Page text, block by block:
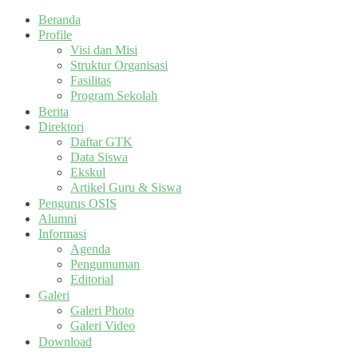
Beranda
Profile
Visi dan Misi
Struktur Organisasi
Fasilitas
Program Sekolah
Berita
Direktori
Daftar GTK
Data Siswa
Ekskul
Artikel Guru & Siswa
Pengurus OSIS
Alumni
Informasi
Agenda
Pengumuman
Editorial
Galeri
Galeri Photo
Galeri Video
Download